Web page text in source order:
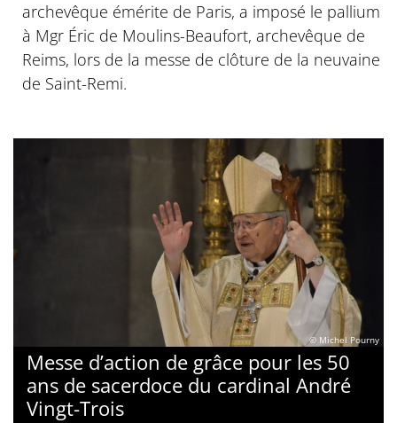
archevêque émérite de Paris, a imposé le pallium
à Mgr Éric de Moulins-Beaufort, archevêque de
Reims, lors de la messe de clôture de la neuvaine
de Saint-Remi.
© Michel Pourny
Messe d’action de grâce pour les 50
ans de sacerdoce du cardinal André
Vingt-Trois